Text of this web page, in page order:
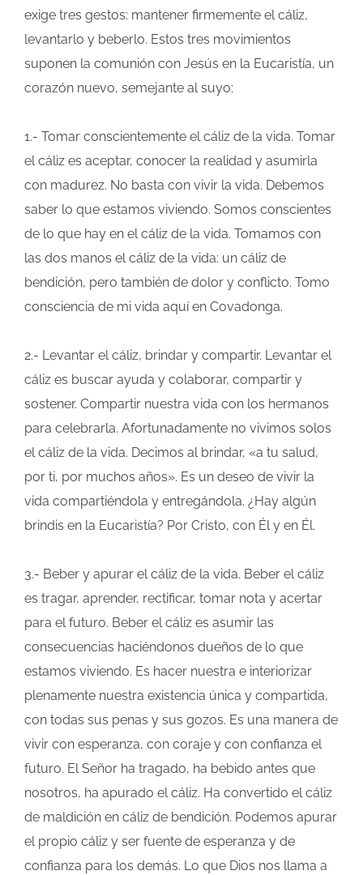
exige tres gestos: mantener firmemente el cáliz,
levantarlo y beberlo. Estos tres movimientos
suponen la comunión con Jesús en la Eucaristía, un
corazón nuevo, semejante al suyo:
1.- Tomar conscientemente el cáliz de la vida. Tomar
el cáliz es aceptar, conocer la realidad y asumirla
con madurez. No basta con vivir la vida. Debemos
saber lo que estamos viviendo. Somos conscientes
de lo que hay en el cáliz de la vida. Tomamos con
las dos manos el cáliz de la vida: un cáliz de
bendición, pero también de dolor y conflicto. Tomo
consciencia de mi vida aquí en Covadonga.
2.- Levantar el cáliz, brindar y compartir. Levantar el
cáliz es buscar ayuda y colaborar, compartir y
sostener. Compartir nuestra vida con los hermanos
para celebrarla. Afortunadamente no vivimos solos
el cáliz de la vida. Decimos al brindar, «a tu salud,
por ti, por muchos años». Es un deseo de vivir la
vida compartiéndola y entregándola. ¿Hay algún
brindis en la Eucaristía? Por Cristo, con Él y en Él.
3.- Beber y apurar el cáliz de la vida. Beber el cáliz
es tragar, aprender, rectificar, tomar nota y acertar
para el futuro. Beber el cáliz es asumir las
consecuencias haciéndonos dueños de lo que
estamos viviendo. Es hacer nuestra e interiorizar
plenamente nuestra existencia única y compartida,
con todas sus penas y sus gozos. Es una manera de
vivir con esperanza, con coraje y con confianza el
futuro. El Señor ha tragado, ha bebido antes que
nosotros, ha apurado el cáliz. Ha convertido el cáliz
de maldición en cáliz de bendición. Podemos apurar
el propio cáliz y ser fuente de esperanza y de
confianza para los demás. Lo que Dios nos llama a